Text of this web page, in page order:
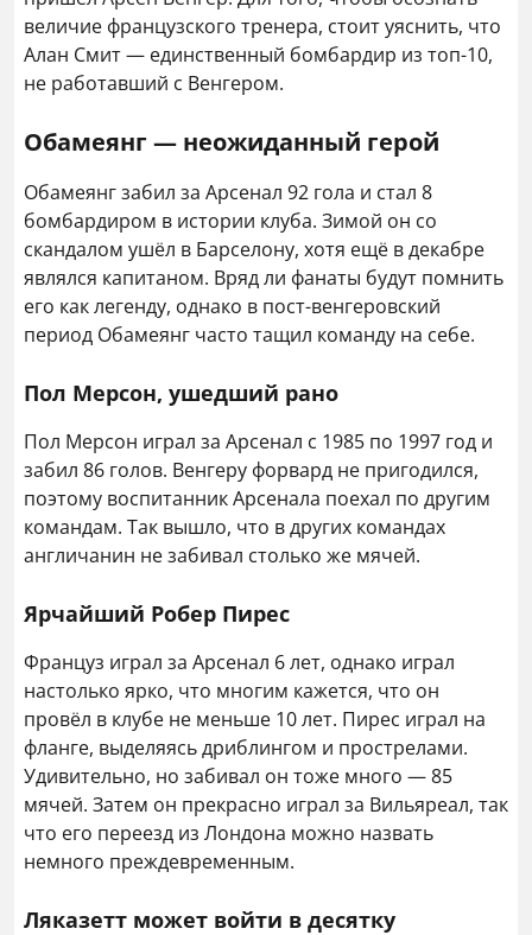
величие французского тренера, стоит уяснить, что
Алан Смит — единственный бомбардир из топ-10,
не работавший с Венгером.
Обамеянг — неожиданный герой
Обамеянг забил за Арсенал 92 гола и стал 8
бомбардиром в истории клуба. Зимой он со
скандалом ушёл в Барселону, хотя ещё в декабре
являлся капитаном. Вряд ли фанаты будут помнить
его как легенду, однако в пост-венгеровский
период Обамеянг часто тащил команду на себе.
Пол Мерсон, ушедший рано
Пол Мерсон играл за Арсенал с 1985 по 1997 год и
забил 86 голов. Венгеру форвард не пригодился,
поэтому воспитанник Арсенала поехал по другим
командам. Так вышло, что в других командах
англичанин не забивал столько же мячей.
Ярчайший Робер Пирес
Француз играл за Арсенал 6 лет, однако играл
настолько ярко, что многим кажется, что он
провёл в клубе не меньше 10 лет. Пирес играл на
фланге, выделяясь дриблингом и прострелами.
Удивительно, но забивал он тоже много — 85
мячей. Затем он прекрасно играл за Вильяреал, так
что его переезд из Лондона можно назвать
немного преждевременным.
Ляказетт может войти в десятку